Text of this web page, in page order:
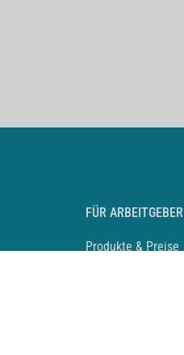
FÜR ARBEITGEBER
Produkte & Preise